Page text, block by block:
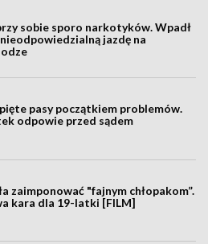
sobie sporo narkotyków. Wpadł
jazdę na
pasy początkiem problemów.
odpowie przed sądem
zaimponować "fajnym chłopakom”.
kara dla 19-latki [FILM]